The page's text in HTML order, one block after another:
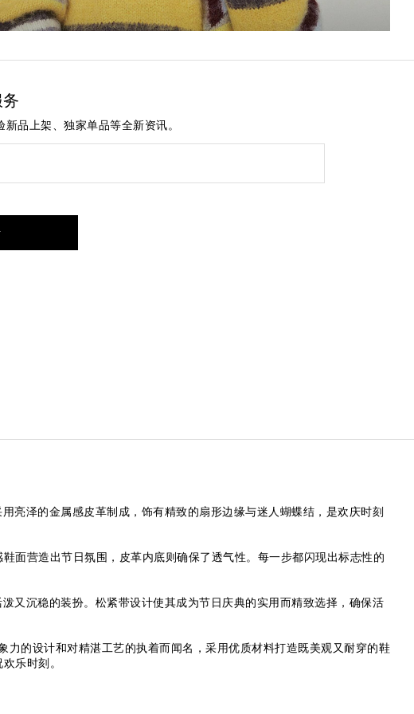
品上架、独家单品等全新资讯。
泽的金属感皮革制成，饰有精致的扇形边缘与迷人蝴蝶结，是欢庆时刻
面营造出节日氛围，皮革内底则确保了透气性。每一步都闪现出标志性的
又沉稳的装扮。松紧带设计使其成为节日庆典的实用而精致选择，确保活
的设计和对精湛工艺的执着而闻名，采用优质材料打造既美观又耐穿的鞋
乐时刻。